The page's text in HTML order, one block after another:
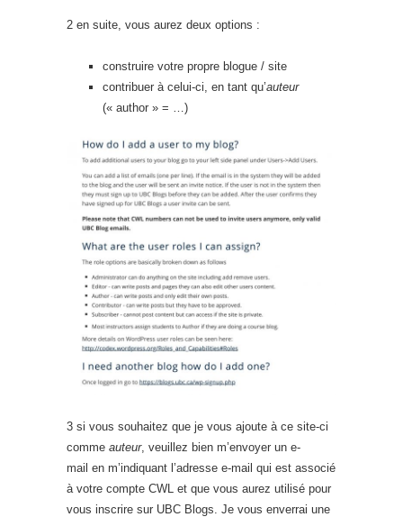
2 en suite, vous aurez deux options :
construire votre propre blogue / site
contribuer à celui-ci, en tant qu’auteur
(« author » = …)
3 si vous souhaitez que je vous ajoute à ce site-ci
comme auteur, veuillez bien m’envoyer un e-
mail en m’indiquant l’adresse e-mail qui est associé
à votre compte CWL et que vous aurez utilisé pour
vous inscrire sur UBC Blogs. Je vous enverrai une